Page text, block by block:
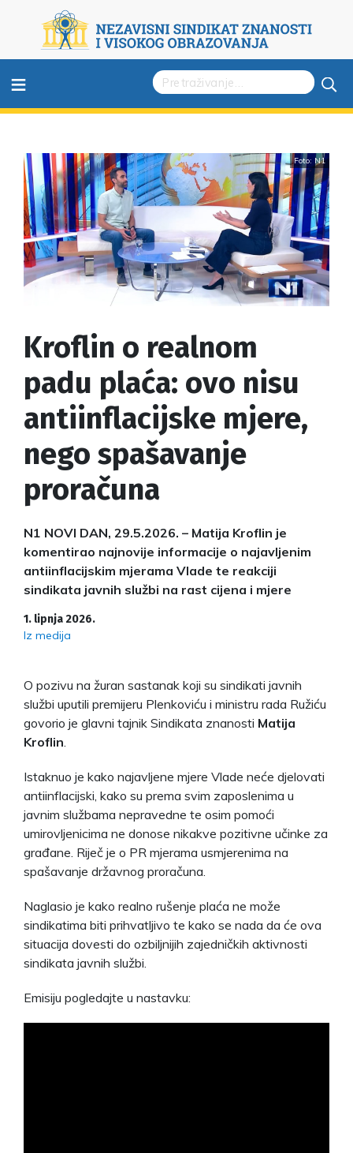
≡
Foto: N1
Kroflin o realnom
padu plaća: ovo nisu
antiinflacijske mjere,
nego spašavanje
proračuna
N1 NOVI DAN, 29.5.2026. – Matija Kroflin je
komentirao najnovije informacije o najavljenim
antiinflacijskim mjerama Vlade te reakciji
sindikata javnih službi na rast cijena i mjere
1. lipnja 2026.
Iz medija
O pozivu na žuran sastanak koji su sindikati javnih
službi uputili premijeru Plenkoviću i ministru rada Ružiću
govorio je glavni tajnik Sindikata znanosti Matija
Kroflin
Istaknuo je kako najavljene mjere Vlade neće djelovati
antiinflacijski, kako su prema svim zaposlenima u
javnim službama nepravedne te osim pomoći
umirovljenicima ne donose nikakve pozitivne učinke za
građane. Riječ je o PR mjerama usmjerenima na
spašavanje državnog proračuna.
Naglasio je kako realno rušenje plaća ne može
sindikatima biti prihvatljivo te kako se nada da će ova
situacija dovesti do ozbiljnijih zajedničkih aktivnosti
sindikata javnih službi.
Emisiju pogledajte u nastavku: